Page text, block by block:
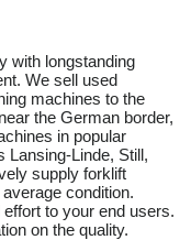
with longstanding
We sell used
machines to the
the German border,
in popular
Linde, Still,
supply forklift
condition.
to your end users.
on the quality.